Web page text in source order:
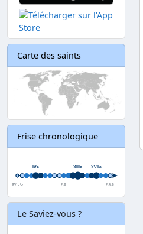
Carte des saints
Frise chronologique
Le Saviez-vous ?